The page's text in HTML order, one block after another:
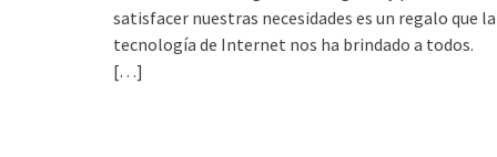
satisfacer nuestras necesidades es un regalo que la
tecnología de Internet nos ha brindado a todos.
[…]